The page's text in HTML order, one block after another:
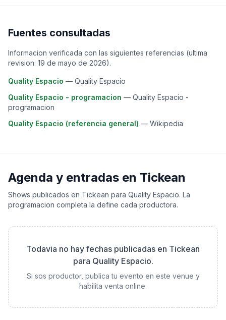
Fuentes consultadas
Informacion verificada con las siguientes referencias (ultima
revision: 19 de mayo de 2026).
Quality Espacio — Quality Espacio
Quality Espacio - programacion — Quality Espacio -
programacion
Quality Espacio (referencia general) — Wikipedia
Agenda y entradas en Tickean
Shows publicados en Tickean para Quality Espacio. La
programacion completa la define cada productora.
Todavia no hay fechas publicadas en Tickean
para Quality Espacio.
Si sos productor, publica tu evento en este venue y
habilita venta online.